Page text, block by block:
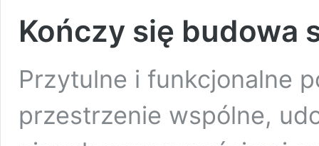
Kończy się budowa
Przytulne i funkcjonalne
przestrzenie wspólne,